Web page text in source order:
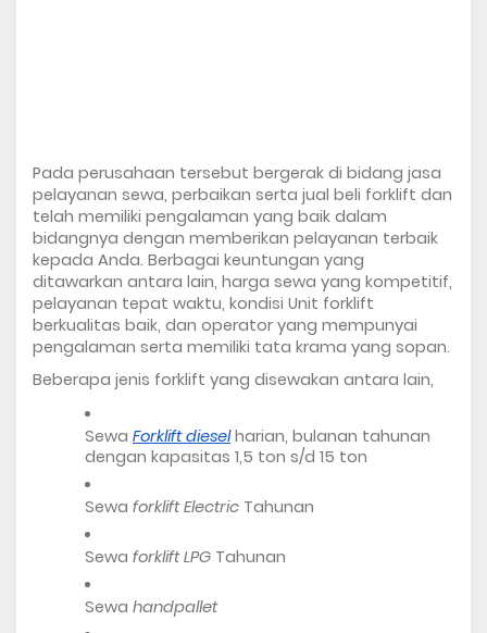
Pada perusahaan tersebut bergerak di bidang jasa
pelayanan sewa, perbaikan serta jual beli forklift dan
telah memiliki pengalaman yang baik dalam
bidangnya dengan memberikan pelayanan terbaik
kepada Anda. Berbagai keuntungan yang
ditawarkan antara lain, harga sewa yang kompetitif,
pelayanan tepat waktu, kondisi Unit forklift
berkualitas baik, dan operator yang mempunyai
pengalaman serta memiliki tata krama yang sopan.
Beberapa jenis forklift yang disewakan antara lain,
Sewa Forklift diesel harian, bulanan tahunan
dengan kapasitas 1,5 ton s/d 15 ton
Sewa forklift Electric Tahunan
Sewa forklift LPG Tahunan
Sewa handpallet